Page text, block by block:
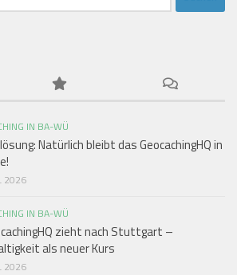
IN BA-WÜ
Natürlich bleibt das GeocachingHQ in
2026
IN BA-WÜ
zieht nach Stuttgart –
als neuer Kurs
2026